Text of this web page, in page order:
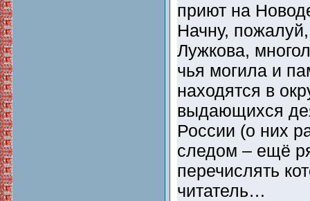
приют на
Начну,
Лужкова,
чья могила и
находятся в
выдающихся
России (о них
следом – ещё
перечислять
читатель…